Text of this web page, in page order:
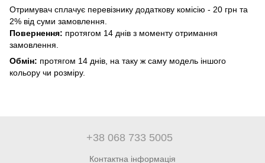
Отримувач сплачує перевізнику додаткову комісію - 20 грн та
2% від суми замовлення.
Повернення: протягом 14 днів з моменту отримання
замовлення.
Обмін: протягом 14 днів, на таку ж саму модель іншого
кольору чи розміру.
+38 068 733 5005
Контактна інформація